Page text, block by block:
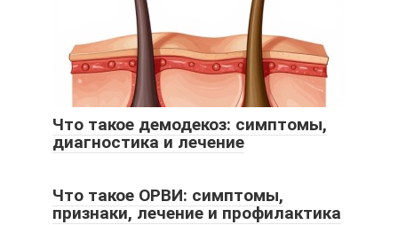
Что такое демодекоз: симптомы,
диагностика и лечение
Что такое ОРВИ: симптомы,
признаки, лечение и профилактика